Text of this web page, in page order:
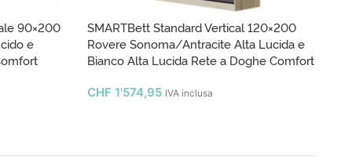
90×200
e
SMARTBett Standard Vertical 120×200
Rovere Sonoma/Antracite Alta Lucida e
Bianco Alta Lucida Rete a Doghe Comfort
CHF 1'574,95 IVA inclusa